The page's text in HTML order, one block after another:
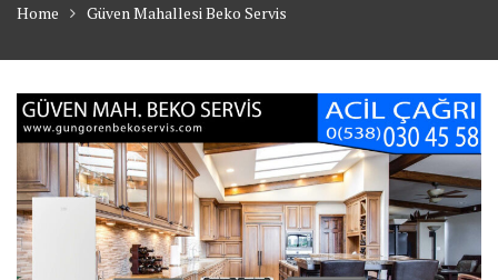
Home Güven Mahallesi Beko Servis